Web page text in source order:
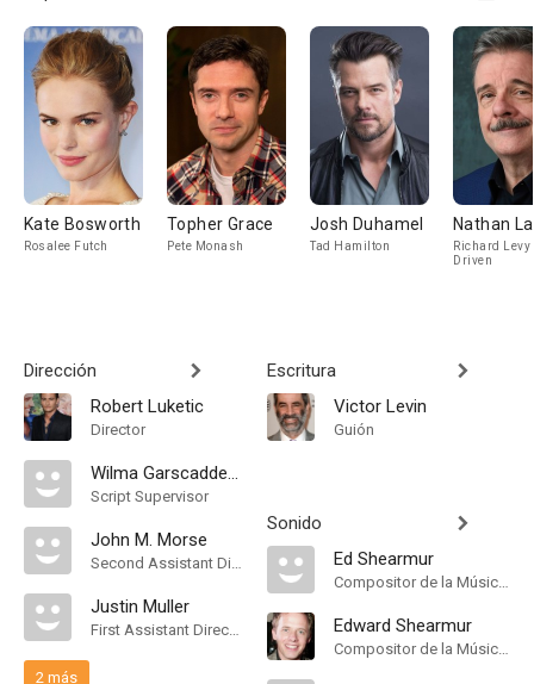
Kate Bosworth
Rosalee Futch
Topher Grace
Pete Monash
Josh Duhamel
Tad Hamilton
Nathan
Richard Levy
Driven
Dirección
Robert Luketic
Director
Wilma Garscadden-Gahret
Script Supervisor
John M. Morse
Second Assistant Director
Justin Muller
First Assistant Director
2 más
Escritura
Victor Levin
Guión
Sonido
Ed Shearmur
Compositor de la Música Original
Edward Shearmur
Compositor de la Música Original